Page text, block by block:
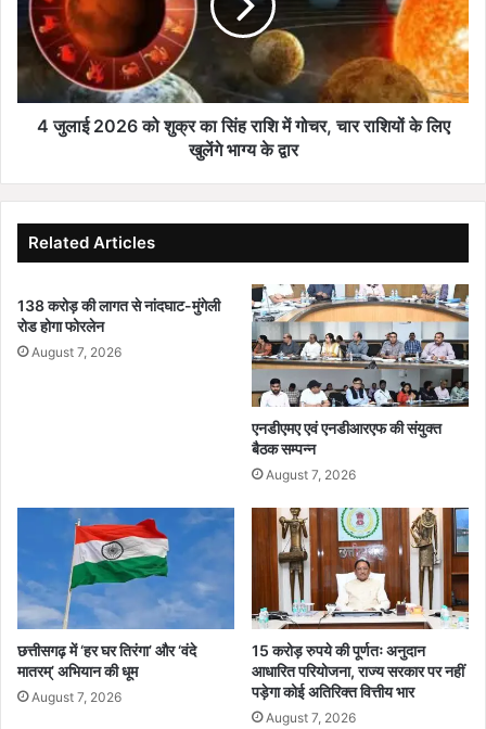
ई
प
ट्रै
रू
ट
;
वा
री
0
को
शि
गो
च
र
के
खु
लें
गे
भा
ग्य
के
4 जुलाई 2026 को शुक्र का सिंह राशि में गोचर, चार राशियों के लिए
खुलेंगे भाग्य के द्वार
Related Articles
138 करोड़ की लागत से नांदघाट-मुंगेली
रोड होगा फोरलेन
August 7, 2026
एनडीएमए एवं एनडीआरएफ की संयुक्त
बैठक सम्पन्न
August 7, 2026
छत्तीसगढ़ में ‘हर घर तिरंगा’ और ‘वंदे
मातरम्’ अभियान की धूम
August 7, 2026
15 करोड़ रुपये की पूर्णतः अनुदान
आधारित परियोजना, राज्य सरकार पर नहीं
पड़ेगा कोई अतिरिक्त वित्तीय भार
August 7, 2026